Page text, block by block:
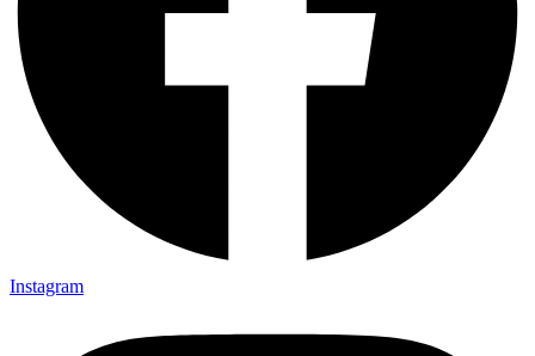
Instagram